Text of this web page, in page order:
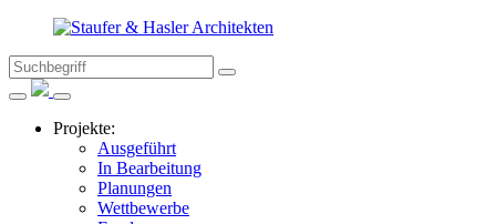
Staufer
&
Architekten
Suche
nach:
Suchen
Suche
schliessen
Menü
schliessen
Projekte:
Ausgeführt
In Bearbeitung
Planungen
Wettbewerbe